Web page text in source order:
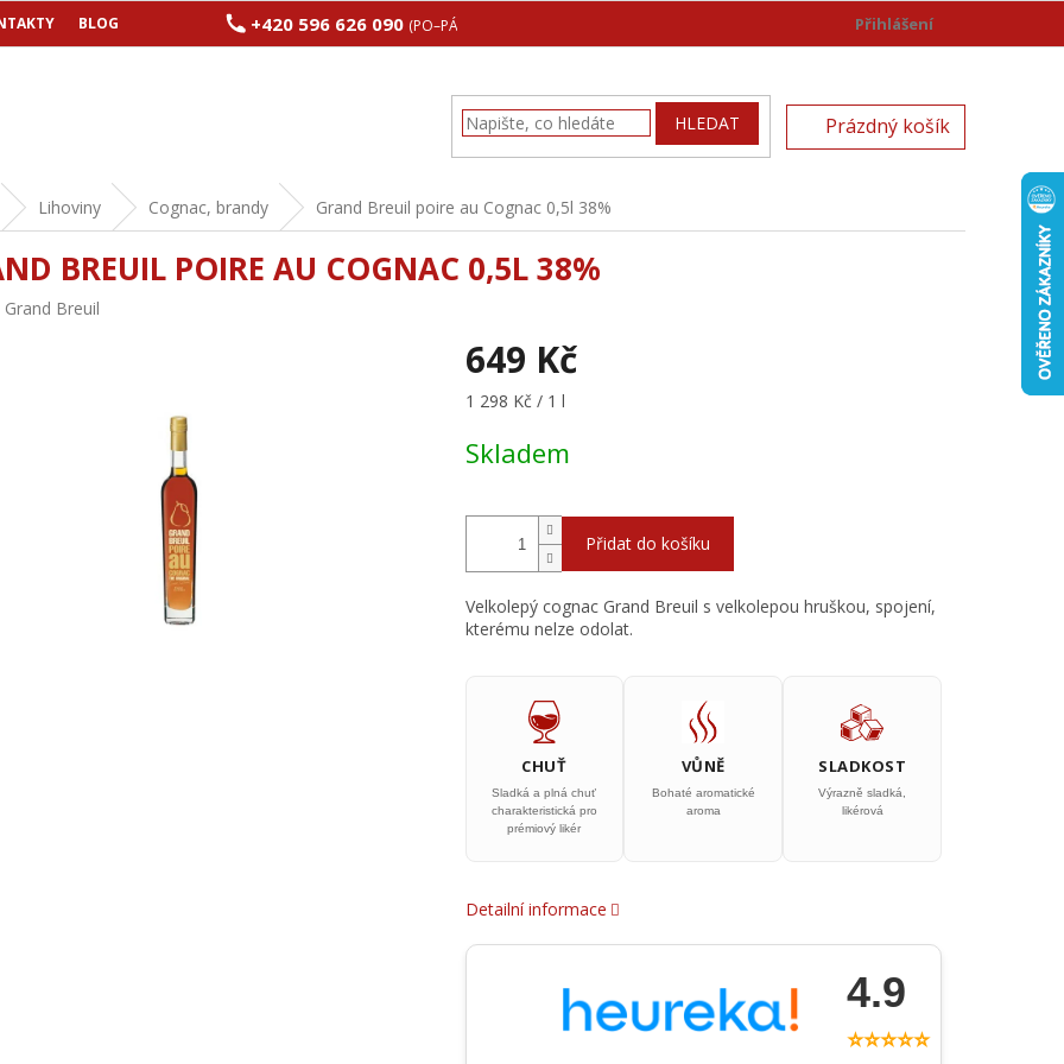
BLOG +420 596 626 090 (PO–PÁ 8:00–17:00) Přihlášení
HLEDAT
NÁKUPNÍ
KOŠÍK
Prázdný košík
Lihoviny Cognac, brandy Grand Breuil poire au Cognac 0,5l 38%
BREUIL POIRE AU COGNAC 0,5L 38%
Grand Breuil
649 Kč
Měrná
1 298 Kč / 1 l
Skladem
Přidat do košíku
Velkolepý cognac Grand Breuil s velkolepou hruškou, spojení,
kterému nelze odolat.
CHUŤ
Sladká a plná chuť
charakteristická pro
prémiový likér
VŮNĚ
Bohaté aromatické
aroma
SLADKOST
Výrazně sladká,
likérová
Detailní informace
4.9
⭐⭐⭐⭐⭐